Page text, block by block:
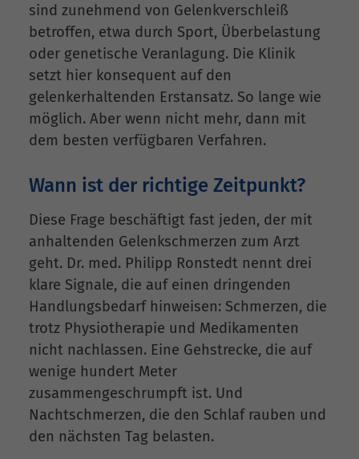
sind zunehmend von Gelenkverschleiß
betroffen, etwa durch Sport, Überbelastung
oder genetische Veranlagung. Die Klinik
setzt hier konsequent auf den
gelenkerhaltenden Erstansatz. So lange wie
möglich. Aber wenn nicht mehr, dann mit
dem besten verfügbaren Verfahren.
Wann ist der richtige Zeitpunkt?
Diese Frage beschäftigt fast jeden, der mit
anhaltenden Gelenkschmerzen zum Arzt
geht. Dr. med. Philipp Ronstedt nennt drei
klare Signale, die auf einen dringenden
Handlungsbedarf hinweisen: Schmerzen, die
trotz Physiotherapie und Medikamenten
nicht nachlassen. Eine Gehstrecke, die auf
wenige hundert Meter
zusammengeschrumpft ist. Und
Nachtschmerzen, die den Schlaf rauben und
den nächsten Tag belasten.